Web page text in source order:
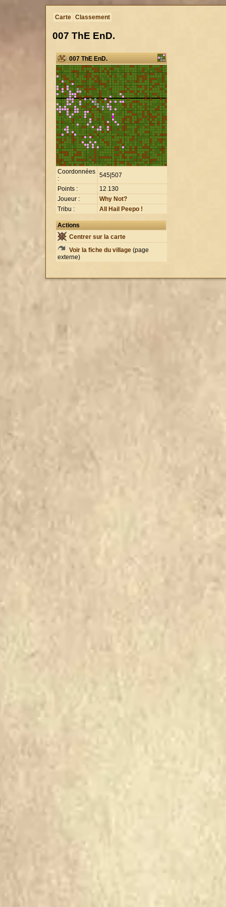
Carte Classement
007 ThE EnD.
007 ThE EnD.
Coordonnées
:
545|507
Points :
12.130
Joueur :
Why Not?
Tribu :
All Hail Peepo !
Actions
Centrer sur la carte
Voir la fiche du village (page
externe)